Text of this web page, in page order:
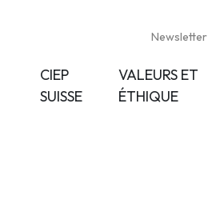
Newsletter
CIEP
SUISSE
VALEURS ET
ÉTHIQUE